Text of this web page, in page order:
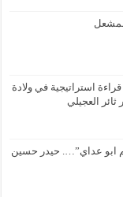
استراتيجية في ولادة
العجيلي
ابو عداي”…. حيدر حسين